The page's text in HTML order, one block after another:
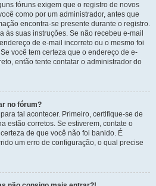
fóruns exigem que o registro de novos
como por um administrador, antes que
encontra-se presente durante o registro.
às suas instruções. Se não recebeu e-mail
de e-mail incorreto ou o mesmo foi
você tem certeza que o endereço de e-
então tente contatar o administrador do
no fórum?
tal acontecer. Primeiro, certifique-se de
estão corretos. Se estiverem, contate o
de que você não foi banido. É
um erro de configuração, o qual precise